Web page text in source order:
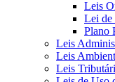
Leis
Lei de
Plano
Leis
Leis
Leis